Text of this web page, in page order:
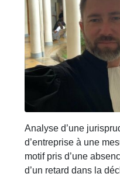
Analyse d’une
d’entreprise à une
motif pris d’une
d’un retard dans la